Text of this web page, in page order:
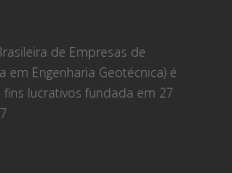
de Empresas de
em Engenharia Geotécnica) é
lucrativos fundada em 27